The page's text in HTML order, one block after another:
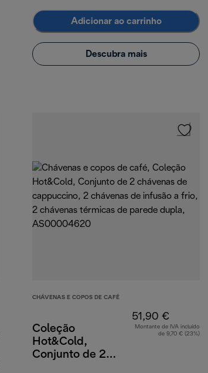
Adicionar ao carrinho
Descubra mais
CHÁVENAS E COPOS DE CAFÉ
Coleção
Hot&Cold,
Conjunto de 2
51,90 €
Montante de IVA incluído
de 9,70 € (23%)